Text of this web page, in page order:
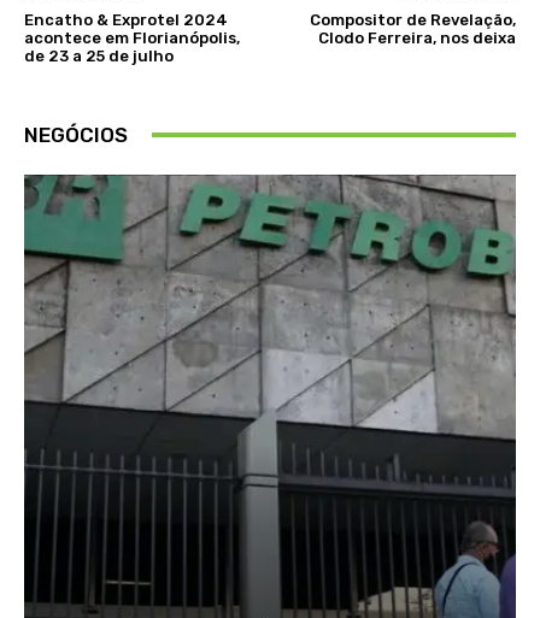
Encatho & Exprotel 2024
acontece em Florianópolis,
de 23 a 25 de julho
Compositor de Revelação,
Clodo Ferreira, nos deixa
NEGÓCIOS